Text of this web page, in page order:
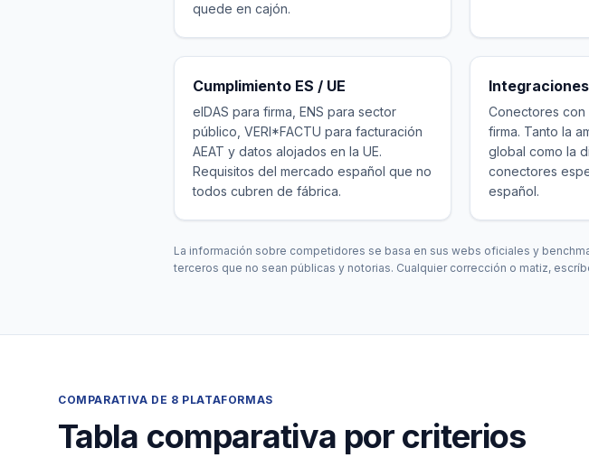
quede en cajón.
Cumplimiento ES / UE
eIDAS para firma, ENS para sector
público, VERI*FACTU para facturación
AEAT y datos alojados en la UE.
Requisitos del mercado español que no
todos cubren de fábrica.
Integraciones
Conectores con
firma. Tanto la
global como la
conectores
español.
La información sobre competidores se basa en sus webs oficiales y
terceros que no sean públicas y notorias. Cualquier corrección o matiz,
COMPARATIVA DE 8 PLATAFORMAS
Tabla comparativa por criterios